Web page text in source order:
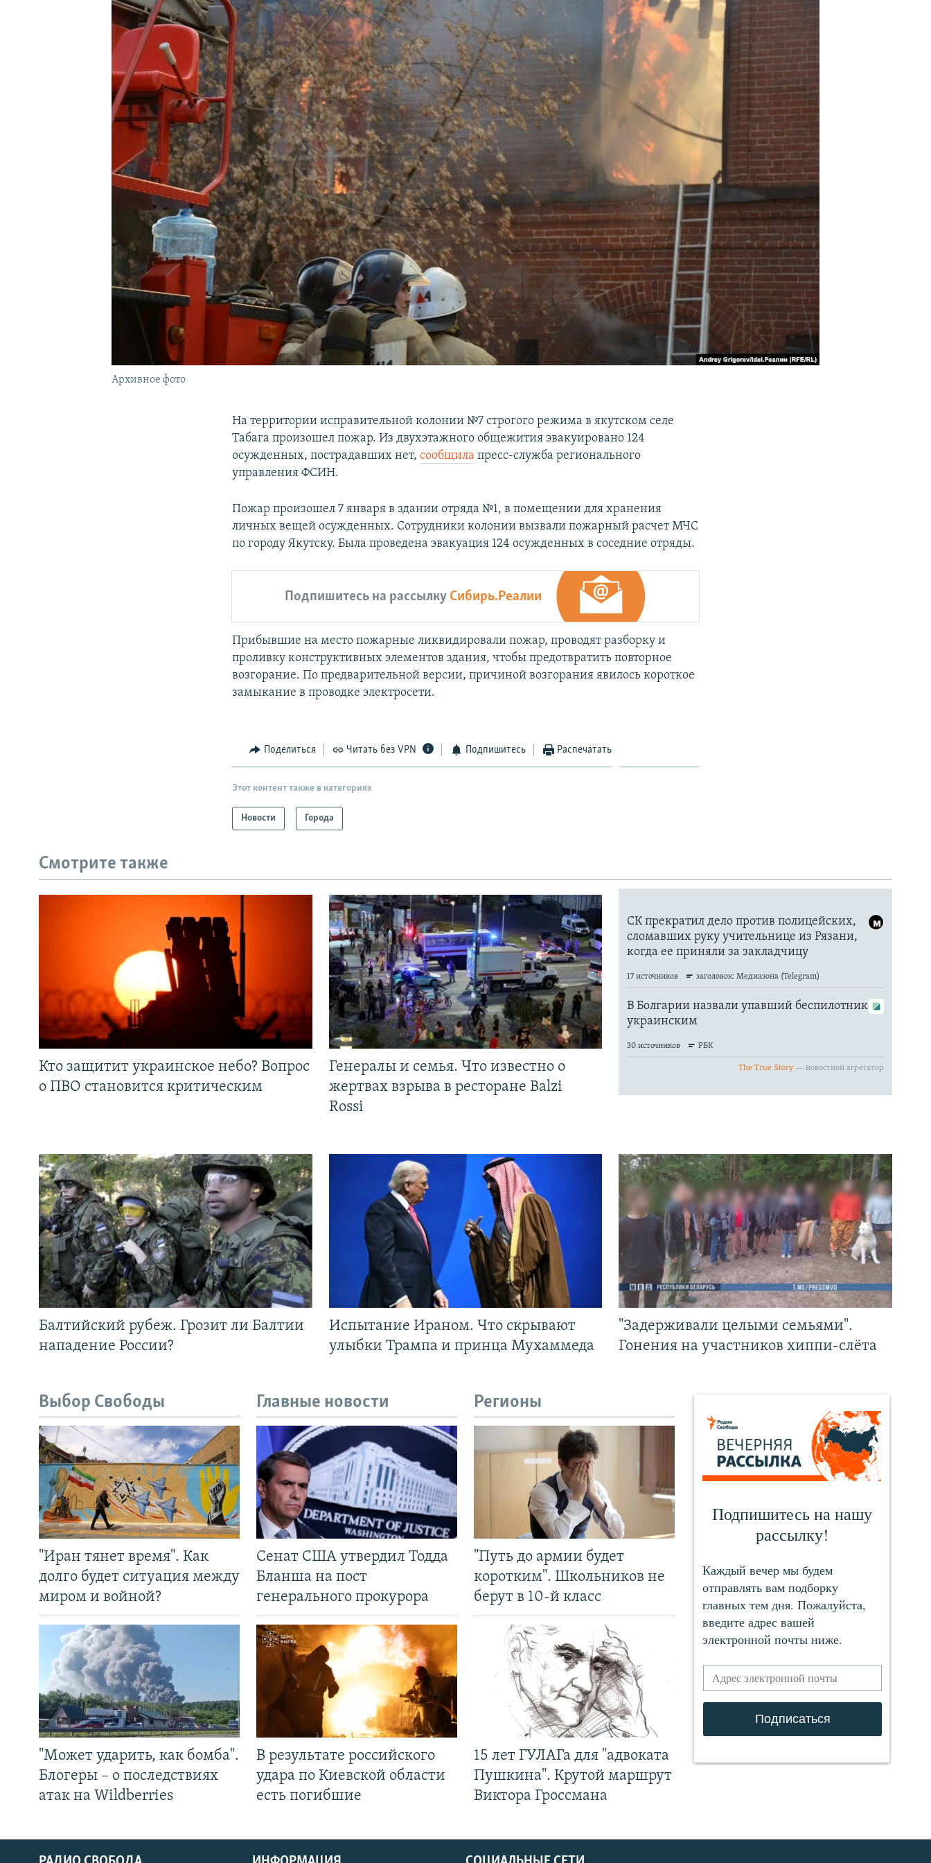
ПОДПИШИТЕСЬ НА РАССЫЛКУ
Архивное фото
На территории исправительной колонии №7 строгого режима в якутском селе
Табага произошел пожар. Из двухэтажного общежития эвакуировано 124
осужденных, пострадавших нет,сообщила пресс-служба регионального
управления ФСИН.
Пожар произошел 7 января в здании отряда №1, в помещении для хранения
личных вещей осужденных. Сотрудники колонии вызвали пожарный расчет МЧС
по городу Якутску. Была проведена эвакуация 124 осужденных в соседние отряды.
Подпишитесь на рассылку Сибирь.Реалии
Прибывшие на место пожарные ликвидировали пожар, проводят разборку и
проливку конструктивных элементов здания, чтобы предотвратить повторное
возгорание. По предварительной версии, причиной возгорания явилось короткое
замыкание в проводке электросети.
Поделиться Читать без VPN Подпишитесь Распечатать
Этот контент также в категориях
Новости Города
Смотрите также
Кто защитит украинское небо? Вопрос
о ПВО становится критическим
Генералы и семья. Что известно о
жертвах взрыва в ресторане Balzi
Rossi
Балтийский рубеж. Грозит ли Балтии
нападение России?
Испытание Ираном. Что скрывают
улыбки Трампа и принца Мухаммеда
"Задерживали целыми семьями".
Гонения на участников хиппи-слёта
Выбор Свободы
"Иран тянет время". Как
долго будет ситуация между
миром и войной?
"Может ударить, как бомба".
Блогеры – о последствиях
атак на Wildberries
Главные новости
Сенат США утвердил Тодда
Бланша на пост
генерального прокурора
В результате российского
удара по Киевской области
есть погибшие
Регионы
"Путь до армии будет
коротким". Школьников не
берут в 10-й класс
15 лет ГУЛАГа для "адвоката
Пушкина". Крутой маршрут
Виктора Гроссмана